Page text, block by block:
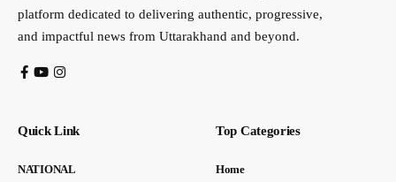
platform dedicated to delivering authentic, progressive,
and impactful news from Uttarakhand and beyond.
Quick Link
NATIONAL
Top Categories
Home